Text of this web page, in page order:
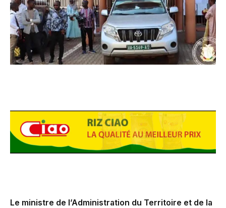
Le ministre de l’Administration du Territoire et de la